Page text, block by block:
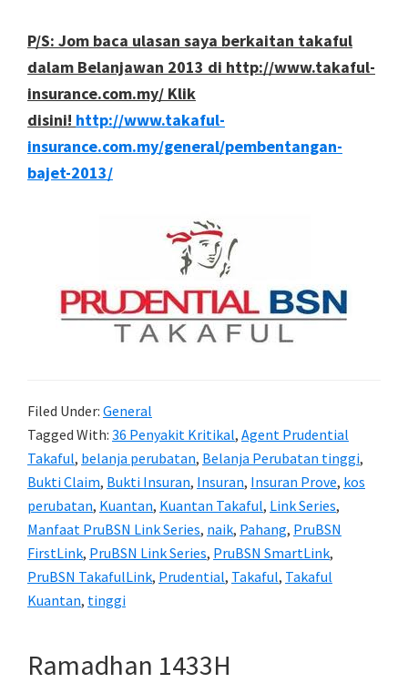
P/S: Jom baca ulasan saya berkaitan takaful
dalam Belanjawan 2013 di http://www.takaful-
insurance.com.my/ Klik
disini! http://www.takaful-
insurance.com.my/general/pembentangan-
bajet-2013/
Filed Under: General
Tagged With: 36 Penyakit Kritikal, Agent Prudential
Takaful, belanja perubatan, Belanja Perubatan tinggi,
Bukti Claim, Bukti Insuran, Insuran, Insuran Prove, kos
perubatan, Kuantan, Kuantan Takaful, Link Series,
Manfaat PruBSN Link Series, naik, Pahang, PruBSN
FirstLink, PruBSN Link Series, PruBSN SmartLink,
PruBSN TakafulLink, Prudential, Takaful, Takaful
Kuantan, tinggi
Ramadhan 1433H